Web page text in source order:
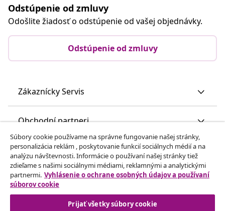
Odstúpenie od zmluvy
Odošlite žiadosť o odstúpenie od vašej objednávky.
Odstúpenie od zmluvy
Zákaznícky Servis
Obchodní partneri
vidaXL
Nájdite viac
Súbory cookie používame na správne fungovanie našej stránky,
personalizácia reklám , poskytovanie funkcií sociálnych médií a na
analýzu návštevnosti. Informácie o používaní našej stránky tiež
zdieľame s našimi sociálnymi médiami, reklamnými a analytickými
partnermi. Vyhlásenie o ochrane osobných údajov a používaní
súborov cookie
Prijať všetky súbory cookie